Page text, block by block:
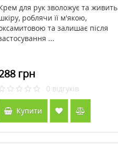
для рук зволожує та живить
роблячи її м'якою,
та залишає після
...
грн
0 відгуків
Купити